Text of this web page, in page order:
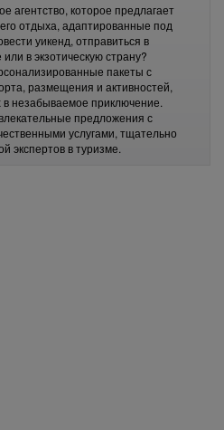
агентство, которое предлагает
отдыха, адаптированные под
уикенд, отправиться в
в экзотическую страну?
пакеты с
размещения и активностей,
незабываемое приключение.
предложения с
услугами, тщательно
экспертов в туризме.